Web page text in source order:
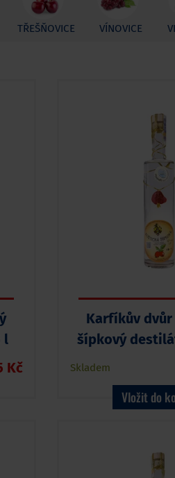
TŘEŠŇOVICE VÍNOVICE
l
Kč
Karfíkův
šípkový
Skladem
Vložit do